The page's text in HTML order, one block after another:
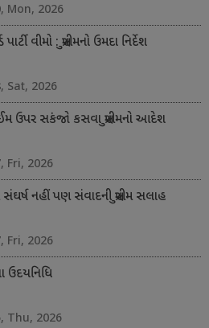
Mon, 2026
વીમો : સુપ્રીમનો ઉમદા નિર્દેશ
Sat, 2026
ઉપર સકંજો કસવા સુપ્રીમનો આદેશ
Fri, 2026
નહીં પણ સંવાદની સુપ્રીમ સલાહ
Fri, 2026
ઉદયનિધિ
Thu, 2026